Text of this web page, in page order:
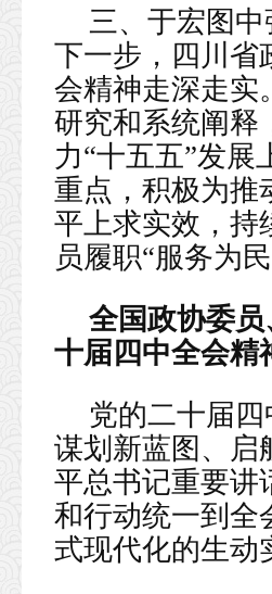
三、于宏图
下一步，四川省
会精神走深走实
研究和系统阐释
力“十五五”发
重点，积极为推
平上求实效，持
员履职“服务为
全国政协委
十届四中全会精
党的二十届
谋划新蓝图、启
平总书记重要讲
和行动统一到全
式现代化的生动